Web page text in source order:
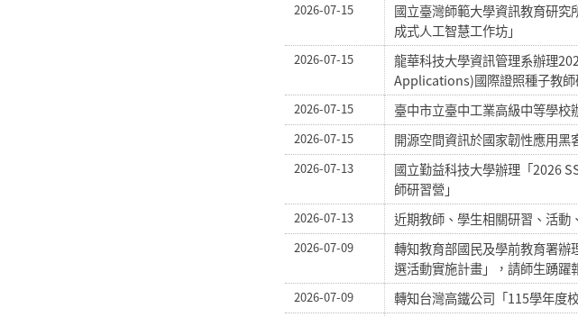
2026-07-15
國立臺灣師範大學資訊教育研
成式人工智慧工作坊」
2026-07-15
龍華科技大學資訊管理系辦理
Applications)國際證照種子教師
2026-07-15 臺中市立臺中工業高級中等學
2026-07-15
開源空間資訊於國家韌性應用黑
2026-07-13
國立勤益科技大學辦理「2026
師研習營」
2026-07-13 近期教師、學生相關研習、活動
2026-07-09
轉知教育部國民及學前教育署
選活動實施計畫」，請師生踴躍
2026-07-09 轉知台灣高鐵公司「115學年度